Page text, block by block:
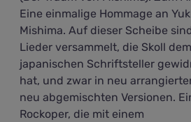
Eine einmalige Hommage an
Mishima. Auf dieser Scheibe
Lieder versammelt, die Skoll dem
japanischen Schriftsteller
hat, und zwar in neu
neu abgemischten Versionen.
Rockoper, die mit einem